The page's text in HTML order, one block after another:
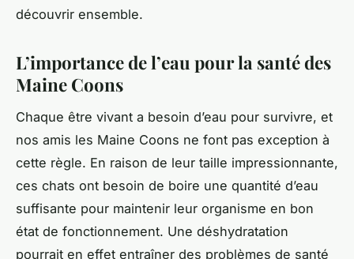
découvrir ensemble.
L’importance de l’eau pour la santé des
Maine Coons
Chaque être vivant a besoin d’eau pour survivre, et
nos amis les Maine Coons ne font pas exception à
cette règle. En raison de leur taille impressionnante,
ces chats ont besoin de boire une quantité d’eau
suffisante pour maintenir leur organisme en bon
état de fonctionnement. Une déshydratation
pourrait en effet entraîner des problèmes de santé